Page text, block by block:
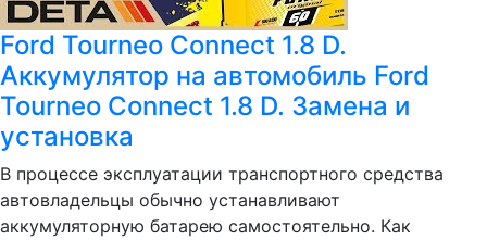
Ford Tourneo Connect 1.8 D.
Аккумулятор на автомобиль Ford
Tourneo Connect 1.8 D. Замена и
установка
В процессе эксплуатации транспортного средства
автовладельцы обычно устанавливают
аккумуляторную батарею самостоятельно. Как